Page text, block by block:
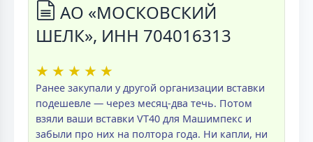
АО «МОСКОВСКИЙ
ШЕЛК», ИНН 704016313
★ ★ ★ ★ ★
Ранее закупали у другой организации вставки
подешевле — через месяц-два течь. Потом
взяли ваши вставки VT40 для Машимпекс и
забыли про них на полтора года. Ни капли, ни